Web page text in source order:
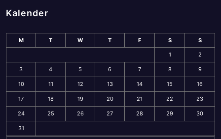
Kalender
M T W T F S S
1 2
3 4 5 6 7 8 9
10 11 12 13 14 15 16
17 18 19 20 21 22 23
24 25 26 27 28 29 30
31